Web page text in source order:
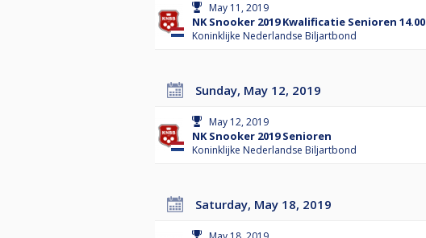
May 11, 2019
NK Snooker 2019 Kwalificatie Senioren 14.00
Koninklijke Nederlandse Biljartbond
Sunday, May 12, 2019
May 12, 2019
NK Snooker 2019 Senioren
Koninklijke Nederlandse Biljartbond
Saturday, May 18, 2019